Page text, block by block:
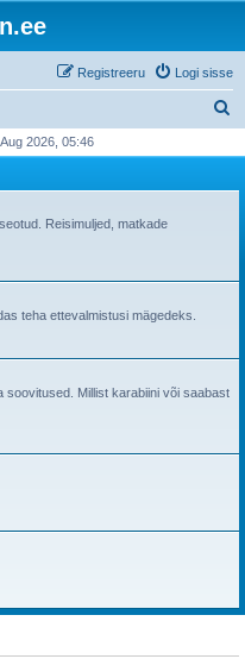
Logi sisse
Registreeru
i
2026, 05:46
Reisimuljed, matkade
teha ettevalmistusi mägedeks.
Millist karabiini või saabast